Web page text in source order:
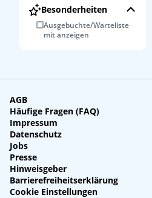
Besonderheiten
Ausgebuchte/Warteliste
mit anzeigen
AGB
Häufige Fragen (FAQ)
Impressum
Datenschutz
Jobs
Presse
Hinweisgeber
Barrierefreiheitserklärung
Cookie Einstellungen